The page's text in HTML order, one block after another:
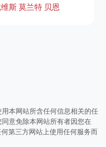
斯莫兰特 贝恩
本网站所含任何信息相关的任
意免除本网站所有者因您在
第三方网站上使用任何服务而